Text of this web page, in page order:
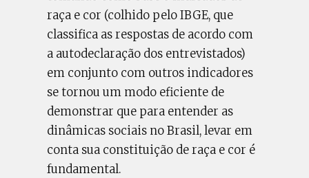
raça e cor (colhido pelo IBGE, que
classifica as respostas de acordo com
a autodeclaração dos entrevistados)
em conjunto com outros indicadores
se tornou um modo eficiente de
demonstrar que para entender as
dinâmicas sociais no Brasil, levar em
conta sua constituição de raça e cor é
fundamental.